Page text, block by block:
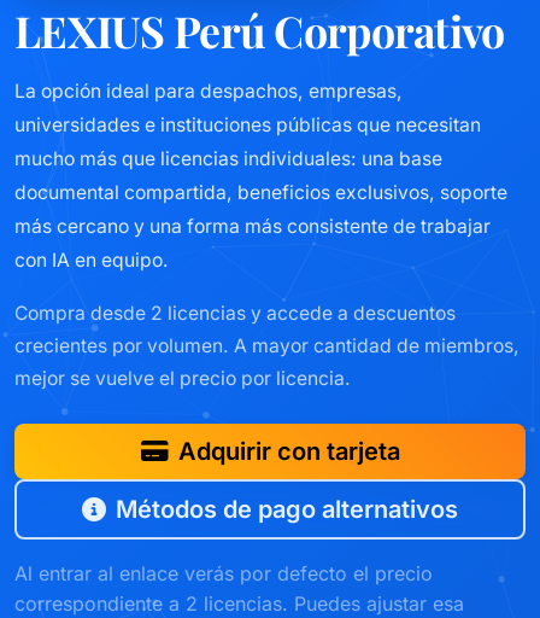
LEXIUS Perú Corporativo
La opción ideal para despachos, empresas,
universidades e instituciones públicas que necesitan
mucho más que licencias individuales: una base
documental compartida, beneficios exclusivos, soporte
más cercano y una forma más consistente de trabajar
con IA en equipo.
Compra desde 2 licencias y accede a descuentos
crecientes por volumen. A mayor cantidad de miembros,
mejor se vuelve el precio por licencia.
Adquirir con tarjeta
Métodos de pago alternativos
Al entrar al enlace verás por defecto el precio
correspondiente a 2 licencias. Puedes ajustar esa